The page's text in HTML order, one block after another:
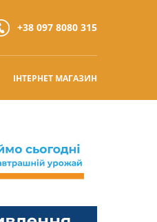
+38 097 8080 315
ІНТЕРНЕТ МАГАЗИН